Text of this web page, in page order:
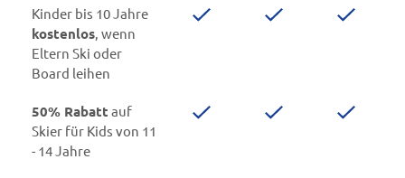
Kinder bis 10 Jahre
kostenlos , wenn
Eltern Ski oder
Board leihen
50% Rabatt auf
Skier für Kids von 11
- 14 Jahre